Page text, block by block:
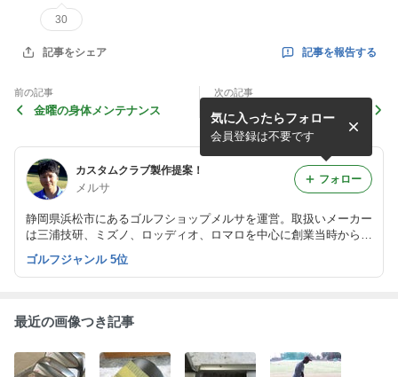
30
記事をシェア 記事を報告する
前の記事
金曜の身体メンテナンス
次の記事
ゴールデンウィーク中のお休
みについて
カスタムクラブ製作提案！
メルサ
静岡県浜松市にあるゴルフショップメルサを運営。取扱いメーカー
は三浦技研、ミズノ、ロッディオ、ロマロを中心に創業当時からミ
ズノ社の製品を取り扱っておりミズノ規格に対応した修理・メンテ
ナンスも得意です！
気に入ったらフォロー
会員登録は不要です
フォロー
ゴルフジャンル 5位
最近の画像つき記事